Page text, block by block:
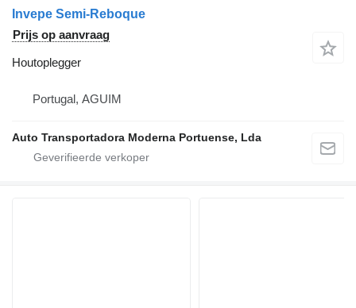
Invepe Semi-Reboque
Prijs op aanvraag
Houtoplegger
Portugal, AGUIM
Auto Transportadora Moderna Portuense, Lda